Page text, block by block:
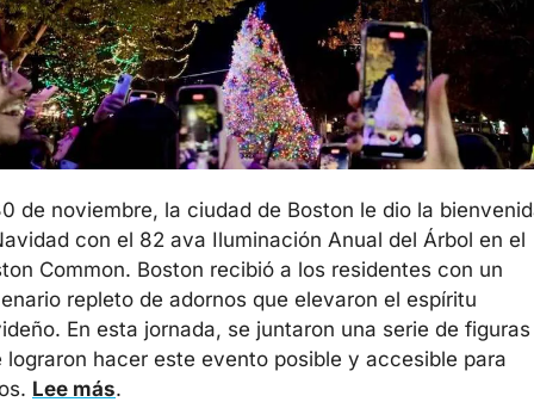
de noviembre, la ciudad de Boston le dio la
con el 82 ava Iluminación Anual del Árbol en el
Common. Boston recibió a los residentes con un
repleto de adornos que elevaron el espíritu
En esta jornada, se juntaron una serie de figuras
lograron hacer este evento posible y accesible para
Lee más.